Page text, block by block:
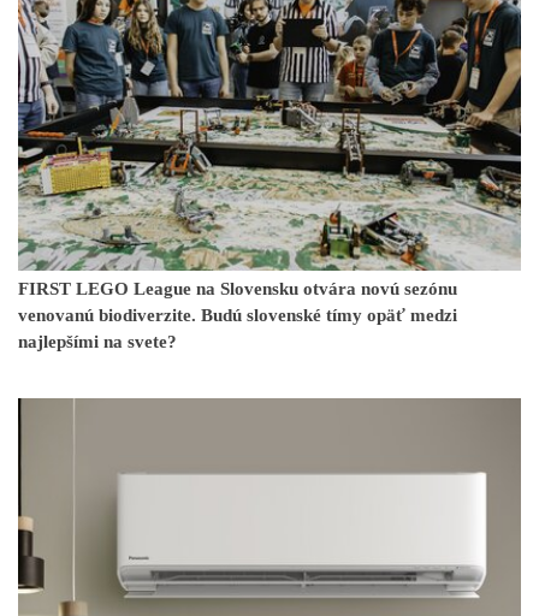
FIRST LEGO League na Slovensku otvára novú sezónu
venovanú biodiverzite. Budú slovenské tímy opäť medzi
najlepšími na svete?